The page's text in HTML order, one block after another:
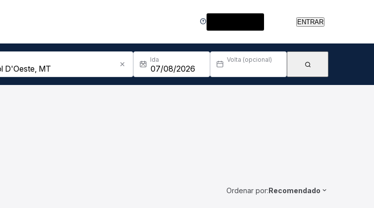
ENTRAR
Ida Volta (opcional)
Ordenar por:Recomendado